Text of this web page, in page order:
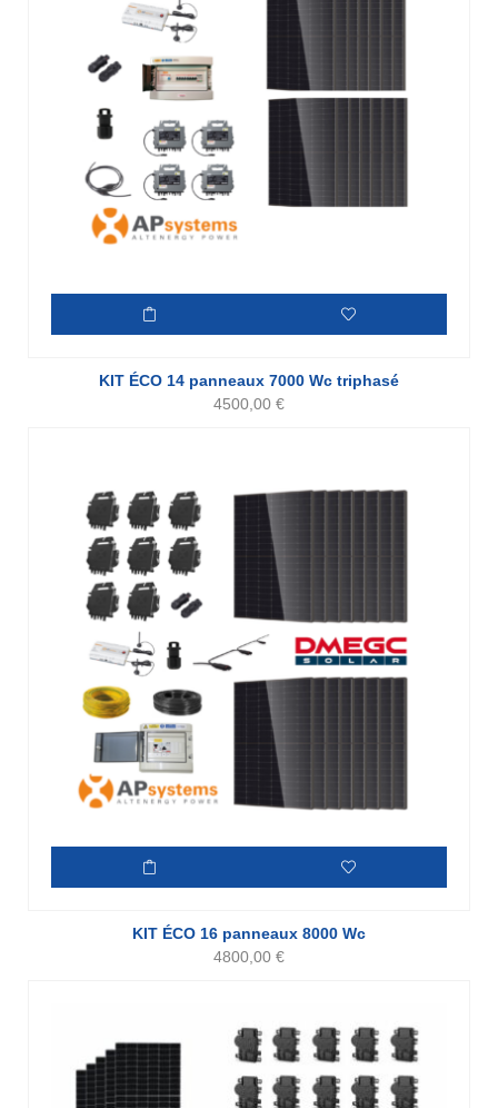
KIT ÉCO 14 panneaux 7000 Wc triphasé
4500,00 €
KIT ÉCO 16 panneaux 8000 Wc
4800,00 €